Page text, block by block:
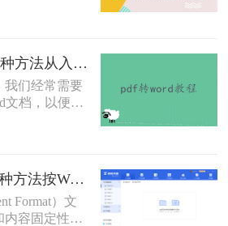
转Word一直
无论是需要
的PDF转
本文将为您详
证的有效方
式转换问题。
PDF文件转Word：5种方法从入门到避坑的实操指南！
我们经常需要
文档，以便于
pdf文件转换
绍几种将
求。
PDF转DOC文件：3种方法按Word版本兼容性选择！
Format）文
内容固定性而